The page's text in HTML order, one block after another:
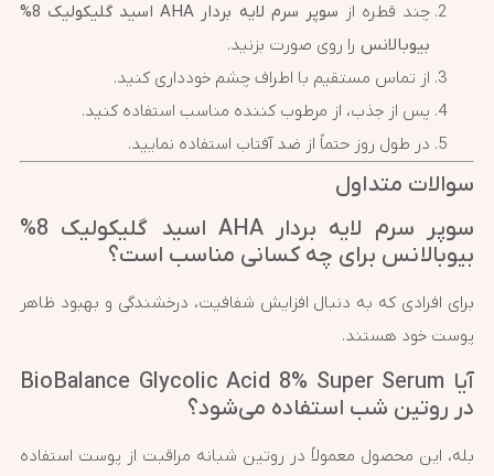
چند قطره از
سوپر سرم لایه بردار AHA اسید گلیکولیک 8%
بیوبالانس را روی صورت بزنید.
از تماس مستقیم با اطراف چشم خودداری کنید.
پس از جذب، از مرطوب کننده مناسب استفاده کنید.
در طول روز حتماً از ضد آفتاب استفاده نمایید.
سوالات متداول
سوپر سرم لایه بردار AHA اسید گلیکولیک 8%
بیوبالانس برای چه کسانی مناسب است؟
برای افرادی که به دنبال افزایش شفافیت، درخشندگی و بهبود ظاهر
پوست خود هستند.
آیا BioBalance Glycolic Acid 8% Super Serum
در روتین شب استفاده می‌شود؟
بله، این محصول معمولاً در روتین شبانه مراقبت از پوست استفاده